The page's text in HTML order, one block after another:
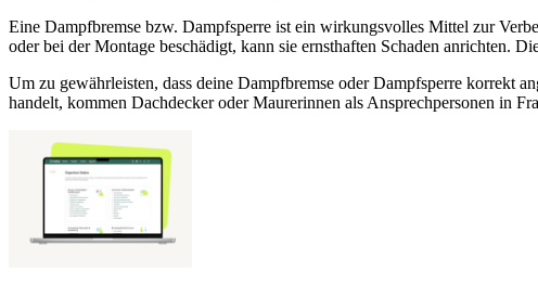
Eine Dampfbremse bzw. Dampfsperre ist ein wirkungsvolles Mittel zur
oder bei der Montage beschädigt, kann sie ernsthaften Schaden anrichten.
Um zu gewährleisten, dass deine Dampfbremse oder Dampfsperre korrekt
handelt, kommen Dachdecker oder Maurerinnen als Ansprechpersonen in